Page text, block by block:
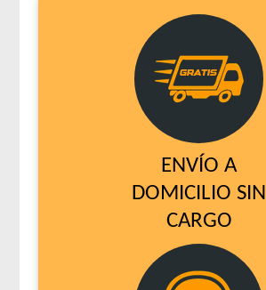
ENVÍO A
DOMICILIO SIN
CARGO